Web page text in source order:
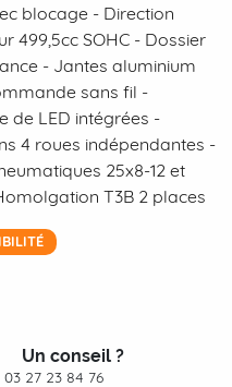
blocage - Direction
499,5cc SOHC - Dossier
- Jantes aluminium
sans fil -
de LED intégrées -
4 roues indépendantes -
25x8-12 et
T3B 2 places
Un conseil ?
03 27 23 84 76